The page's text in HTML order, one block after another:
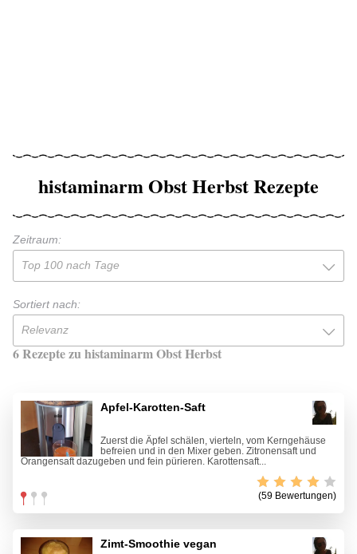
histaminarm Obst Herbst Rezepte
Zeitraum:
Top 100 nach Tage
Sortiert nach:
Relevanz
6 Rezepte zu histaminarm Obst Herbst
Apfel-Karotten-Saft
Zuerst die Äpfel schälen, vierteln, vom Kerngehäuse
befreien und in den Mixer geben. Zitronensaft und
Orangensaft dazugeben und fein pürieren. Karottensaft...
(59 Bewertungen)
Zimt-Smoothie vegan